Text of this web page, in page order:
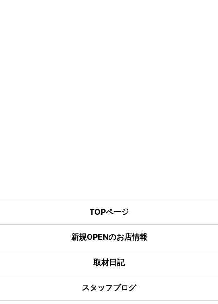
TOPページ
新規OPENのお店情報
取材日記
スタッフブログ